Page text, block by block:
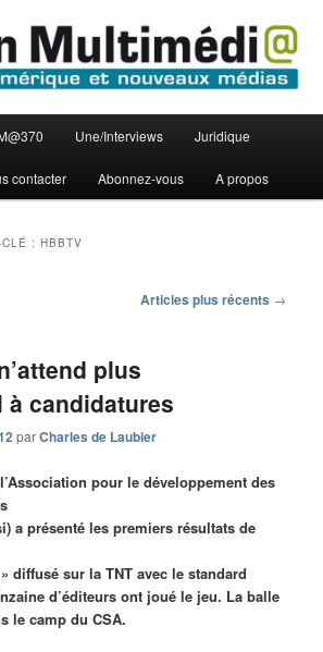
Une/Interviews Juridique
contacter Abonnez-vous A propos
CLÉ :HBBTV
Articles plus récents →
plus
à candidatures
parCharles de Laubier
pour le développement des
a présenté les premiers résultats de
diffusé sur la TNT avec le standard
d’éditeurs ont joué le jeu. La balle
le camp du CSA.